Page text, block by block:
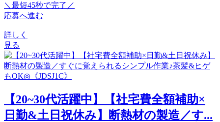
＼最短45秒で完了／
応募へ進む
詳しく
見る
【20~30代活躍中】【社宅費全額補助×
日勤&土日祝休み】断熱材の製造／す...